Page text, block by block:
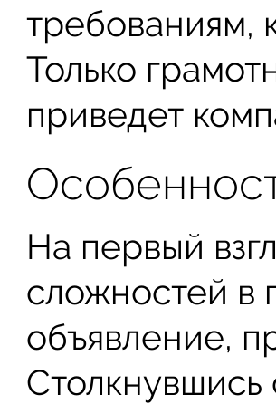
требованиям,
Только
приведет
На первый
сложностей в
объявление,